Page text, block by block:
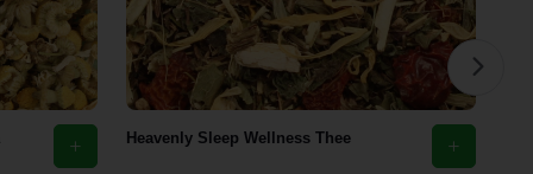
Heavenly Sleep Wellness Thee